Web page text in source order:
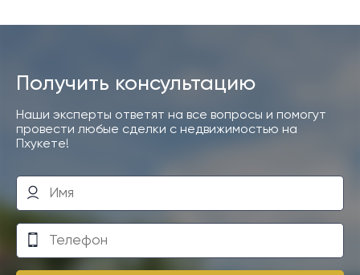
Получить консультацию
Наши эксперты ответят на все вопросы и помогут
провести любые сделки с недвижимостью на
Пхукете!